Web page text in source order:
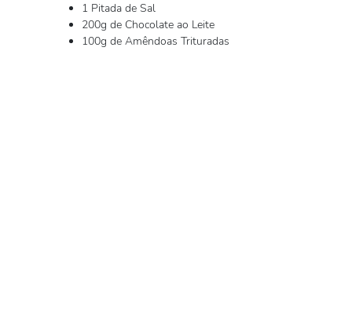
1 Pitada de Sal
200g de Chocolate ao Leite
100g de Amêndoas Trituradas